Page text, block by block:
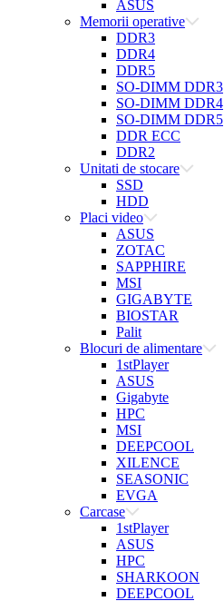
ASUS
Memorii operative
DDR3
DDR4
DDR5
SO-DIMM DDR3
SO-DIMM DDR4
SO-DIMM DDR5
DDR ECC
DDR2
Unitati de stocare
SSD
HDD
Placi video
ASUS
ZOTAC
SAPPHIRE
MSI
GIGABYTE
BIOSTAR
Palit
Blocuri de alimentare
1stPlayer
ASUS
Gigabyte
HPC
MSI
DEEPCOOL
XILENCE
SEASONIC
EVGA
Carcase
1stPlayer
ASUS
HPC
SHARKOON
DEEPCOOL